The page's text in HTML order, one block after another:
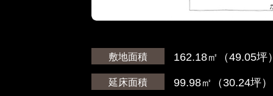
敷地面積 162.18㎡（49.05坪）
延床面積 99.98㎡（30.24坪）